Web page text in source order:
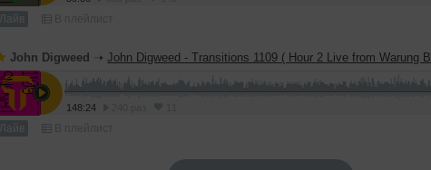
Лайв В плейлист
John Digweed ➝John Digweed - Transitions 1109 ( Hour 2 Live from Warung Beach Club 2017)
148:24
Лайв В плейлист